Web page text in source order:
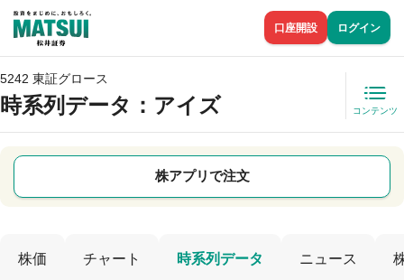
口座開設 ログイン
5242 東証グロース
時系列データ ：アイズ コンテンツ
株アプリで注文
株価 チャート 時系列データ ニュース